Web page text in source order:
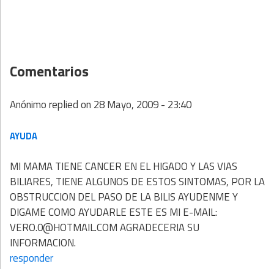
Comentarios
Anónimoreplied on 28 Mayo, 2009 - 23:40
AYUDA
MI MAMA TIENE CANCER EN EL HIGADO Y LAS VIAS
BILIARES, TIENE ALGUNOS DE ESTOS SINTOMAS, POR LA
OBSTRUCCION DEL PASO DE LA BILIS AYUDENME Y
DIGAME COMO AYUDARLE ESTE ES MI E-MAIL:
VERO.0@HOTMAIL.COM AGRADECERIA SU
INFORMACION.
responder